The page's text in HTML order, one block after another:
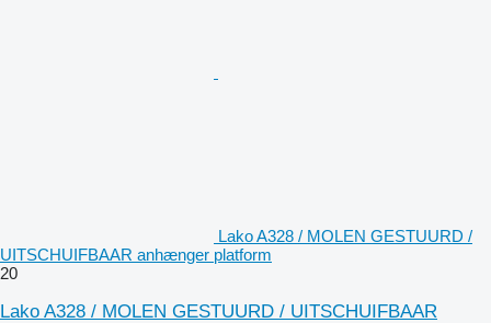
Lako A328 / MOLEN GESTUURD /
UITSCHUIFBAAR anhænger platform
20
Lako A328 / MOLEN GESTUURD / UITSCHUIFBAAR